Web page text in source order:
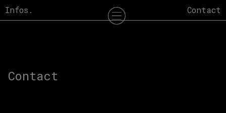
Skip
toInfos. Contact
Contact